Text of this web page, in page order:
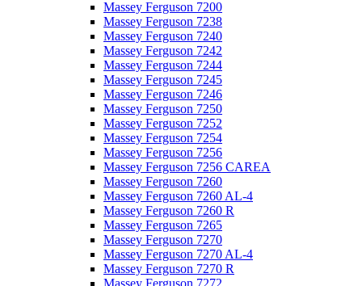
Massey Ferguson 7200
Massey Ferguson 7238
Massey Ferguson 7240
Massey Ferguson 7242
Massey Ferguson 7244
Massey Ferguson 7245
Massey Ferguson 7246
Massey Ferguson 7250
Massey Ferguson 7252
Massey Ferguson 7254
Massey Ferguson 7256
Massey Ferguson 7256 CAREA
Massey Ferguson 7260
Massey Ferguson 7260 AL-4
Massey Ferguson 7260 R
Massey Ferguson 7265
Massey Ferguson 7270
Massey Ferguson 7270 AL-4
Massey Ferguson 7270 R
Massey Ferguson 7272